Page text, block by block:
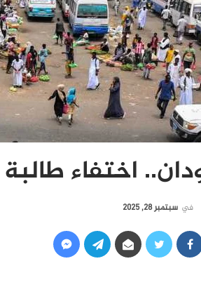
اختفاء
في سبتمبر 28, 2025